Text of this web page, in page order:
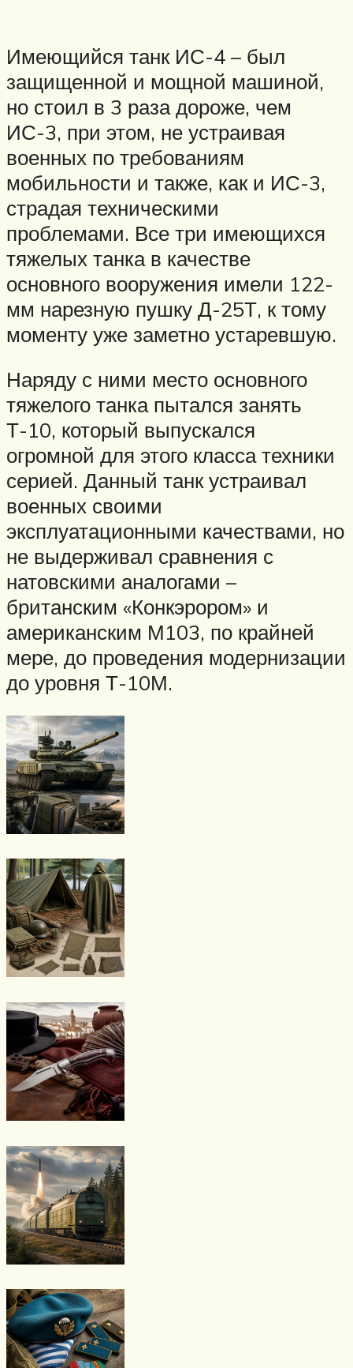
Имеющийся танк ИС-4 – был
защищенной и мощной машиной,
но стоил в 3 раза дороже, чем
ИС-3, при этом, не устраивая
военных по требованиям
мобильности и также, как и ИС-3,
страдая техническими
проблемами. Все три имеющихся
тяжелых танка в качестве
основного вооружения имели 122-
мм нарезную пушку Д-25Т, к тому
моменту уже заметно устаревшую.
Наряду с ними место основного
тяжелого танка пытался занять
Т-10, который выпускался
огромной для этого класса техники
серией. Данный танк устраивал
военных своими
эксплуатационными качествами, но
не выдерживал сравнения с
натовскими аналогами –
британским «Конкэрором» и
американским М103, по крайней
мере, до проведения модернизации
до уровня Т-10М.